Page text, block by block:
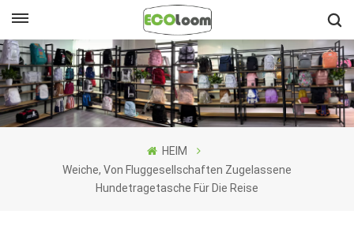
English
Français
HEIM
Weiche, Von Fluggesellschaften Zugelassene
Hundetragetasche Für Die Reise